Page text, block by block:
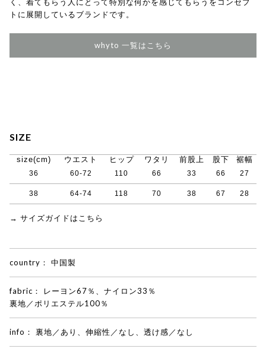
トに展開しているブランドです。
whyto 一覧はこちら
SIZE
size(cm) ウエスト ヒップ ワタリ 前股上 股下 裾幅
36 60-72 110 66 33 66 27
38 64-74 118 70 38 67 28
→ サイズガイドはこちら
country： 中国製
fabric：
レーヨン67％、ナイロン33％
裏地／ポリエステル100％
info： 裏地／あり、伸縮性／なし、透け感／なし